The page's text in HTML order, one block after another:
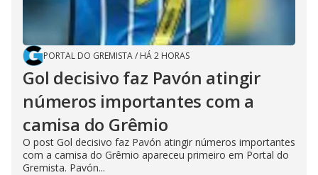
PORTAL DO GREMISTA/ HÁ 2 HORAS
Gol decisivo faz Pavón atingir
números importantes com a
camisa do Grêmio
O post Gol decisivo faz Pavón atingir números importantes
com a camisa do Grêmio apareceu primeiro em Portal do
Gremista. Pavón...